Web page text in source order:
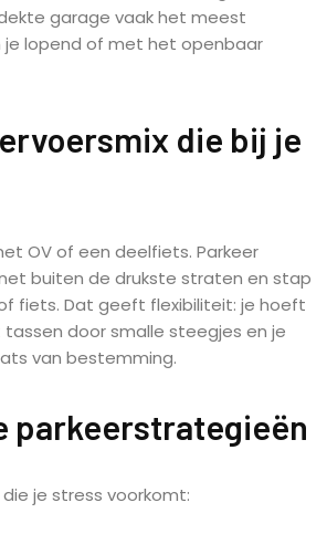
garage vaak het meest
je lopend of met het openbaar
die bij je
OV of een deelfiets. Parkeer
buiten de drukste straten en stap
fiets. Dat geeft flexibiliteit: je hoeft
door smalle steegjes en je
van bestemming.
parkeerstrategieën
je stress voorkomt: